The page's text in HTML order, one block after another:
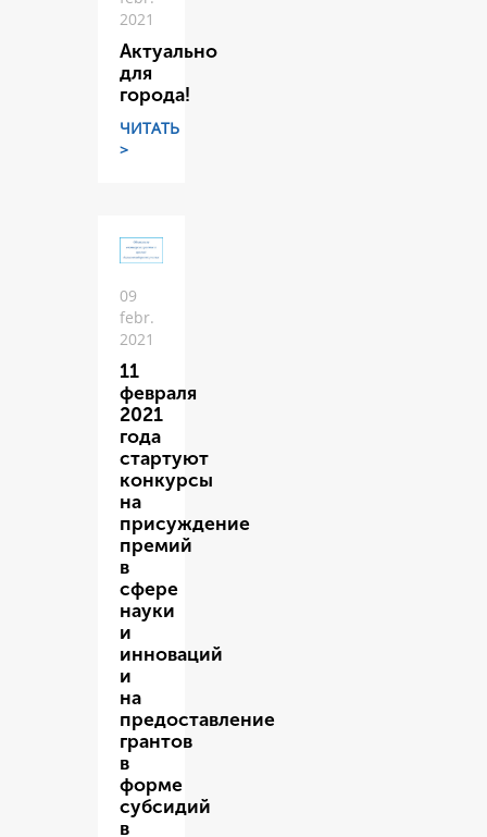
2021
Актуально
для
города!
ЧИТАТЬ
>
09
febr.
2021
11
февраля
2021
года
стартуют
конкурсы
на
присуждение
премий
в
сфере
науки
и
инноваций
и
на
предоставление
грантов
в
форме
субсидий
в